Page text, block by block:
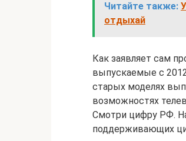
Читайте также:
отдыхай
Как заявляет сам
выпускаемые с 2012
старых моделях
возможностях
Смотри цифру РФ.
поддерживающих